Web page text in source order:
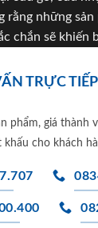
những sản
chắn sẽ khiến
TRỰC
phẩm, giá thành
khấu cho khách